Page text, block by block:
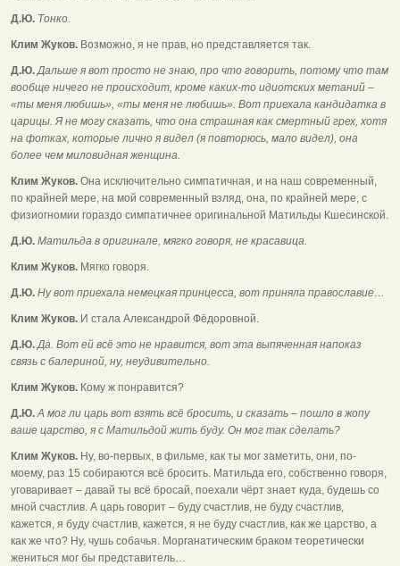
Д.Ю. Тонко.
Клим Жуков. Возможно, я не прав, но представляется так.
Д.Ю.Дальше я вот просто не знаю, про что говорить, потому что там
вообще ничего не происходит, кроме каких-то идиотских метаний –
«ты меня любишь», «ты меня не любишь». Вот приехала кандидатка в
царицы. Я не могу сказать, что она страшная как смертный грех, хотя
на фотках, которые лично я видел (я повторюсь, мало видел), она
более чем миловидная женщина.
Клим Жуков. Она исключительно симпатичная, и на наш современный,
по крайней мере, на мой современный взляд, она, по крайней мере, с
физиогномии гораздо симпатичнее оригинальной Матильды Кшесинской.
Д.Ю. Матильда в оригинале, мягко говоря, не красавица.
Клим Жуков. Мягко говоря.
Д.Ю. Ну вот приехала немецкая принцесса, вот приняла православие…
Клим Жуков. И стала Александрой Фёдоровной.
Д.Ю.Да. Вот ей всё это не нравится, вот эта выпяченная напоказ
связь с балериной, ну, неудивительно.
Клим Жуков. Кому ж понравится?
Д.Ю.А мог ли царь вот взять всё бросить, и сказать – пошло в жопу
ваше царство, я с Матильдой жить буду. Он мог так сделать?
Клим Жуков. Ну, во-первых, в фильме, как ты мог заметить, они, по-
моему, раз 15 собираются всё бросить. Матильда его, собственно говоря,
уговаривает – давай ты всё бросай, поехали чёрт знает куда, будешь со
мной счастлив. А царь говорит – буду счастлив, не буду счастлив,
кажется, я буду счастлив, кажется, я не буду счастлив, как же царство, а
как же что? Ну, чушь собачья. Морганатическим браком теоретически
жениться мог бы представитель…